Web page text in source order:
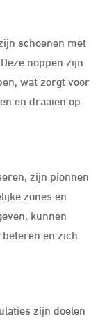
schoenen met
noppen zijn
wat zorgt voor
en draaien op
zijn pionnen
zones en
kunnen
en zich
zijn doelen